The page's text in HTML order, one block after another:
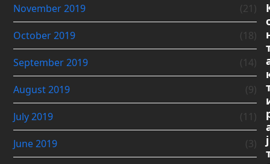
November 2019 (21)
October 2019 (18)
September 2019 (14)
August 2019 (9)
July 2019 (11)
June 2019 (3)
ј